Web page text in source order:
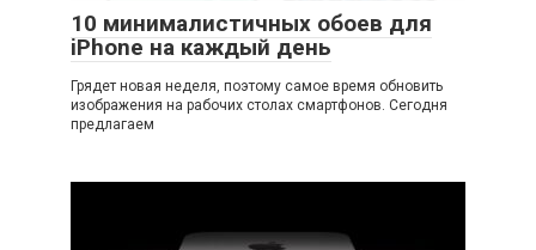
10 минималистичных обоев для
iPhone на каждый день
Грядет новая неделя, поэтому самое время обновить
изображения на рабочих столах смартфонов. Сегодня
предлагаем